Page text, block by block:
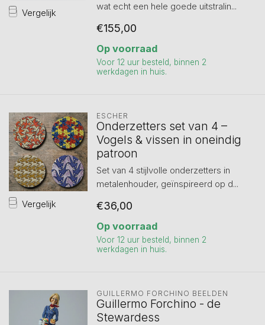
Vergelijk
wat echt een hele goede uitstralin...
€155,00
Op voorraad
Voor 12 uur besteld, binnen 2
werkdagen in huis.
Vergelijk
ESCHER
Onderzetters set van 4 –
Vogels & vissen in oneindig
patroon
Set van 4 stijlvolle onderzetters in
metalenhouder, geïnspireerd op d...
€36,00
Op voorraad
Voor 12 uur besteld, binnen 2
werkdagen in huis.
GUILLERMO FORCHINO BEELDEN
Guillermo Forchino - de
Stewardess